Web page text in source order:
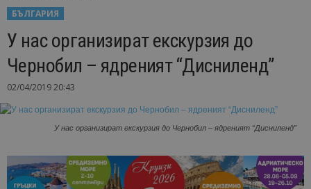
БЪЛГАРИЯ
У нас организират екскурзия до
Чернобил – ядреният “Дисниленд”
02/04/2019 20:43
У нас организират екскурзия до Чернобил – ядреният “Дисниленд”